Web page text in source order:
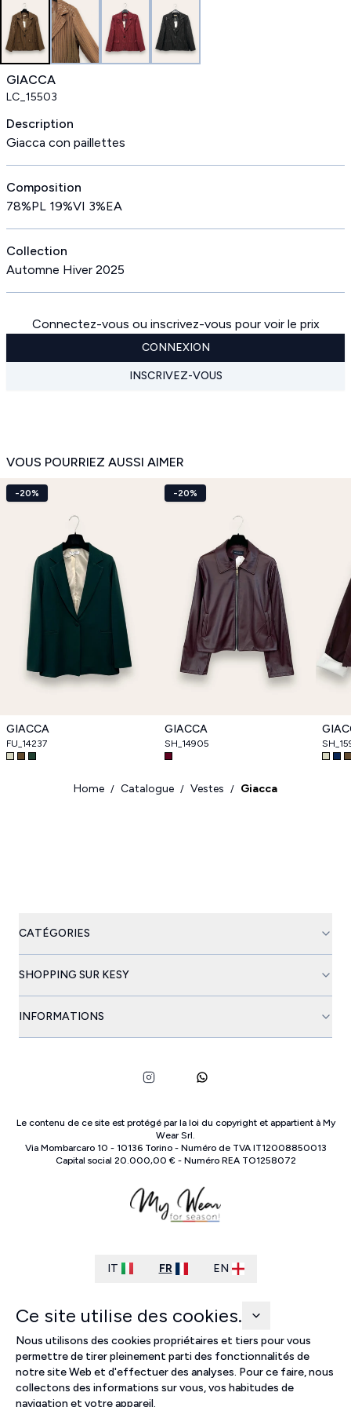
GIACCA
LC_15503
Description
Giacca con paillettes
Composition
78%PL 19%VI 3%EA
Collection
Automne Hiver 2025
Connectez-vous ou inscrivez-vous pour voir le prix
CONNEXION
INSCRIVEZ-VOUS
VOUS POURRIEZ AUSSI AIMER
-20%
GIACCA
FU_14237
-20%
GIACCA
SH_14905
Home / Catalogue / Vestes / Giacca
CATÉGORIES
SHOPPING SUR KESY
INFORMATIONS
Le contenu de ce site est protégé par la loi du copyright et appartient à My
Wear Srl.
Via Mombarcaro 10 - 10136 Torino- Numéro de TVA IT12008850013
Capital social 20.000,00 € - Numéro REA TO1258072
IT FR EN
Ce site utilise des cookies.
Nous utilisons des cookies propriétaires et tiers pour vous
permettre de tirer pleinement parti des fonctionnalités de
notre site Web et d'effectuer des analyses. Pour ce faire, nous
collectons des informations sur vous, vos habitudes de
navigation et votre appareil.